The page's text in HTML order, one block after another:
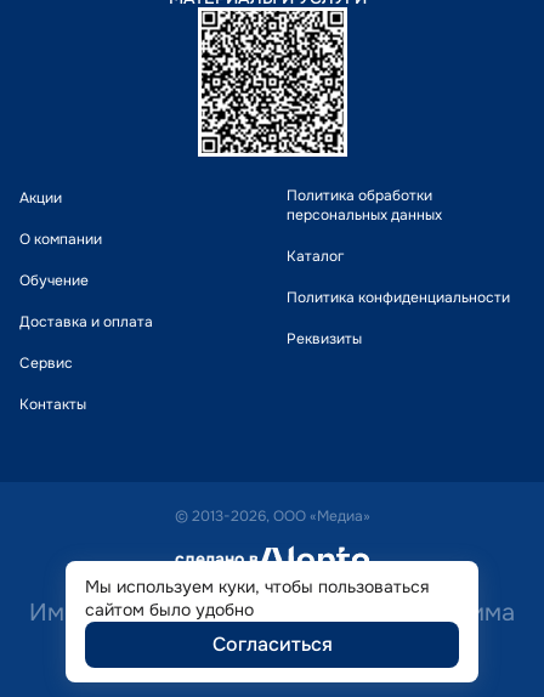
Акции
О компании
Обучение
Доставка и оплата
Сервис
Контакты
Политика обработки
персональных данных
Каталог
Политика конфиденциальности
Реквизиты
© 2013-2026, ООО «Медиа»
сделано в alente
Имеются противопоказания. Необходима
консультация специалиста.
Мы используем куки, чтобы пользоваться
сайтом было удобно
Согласиться